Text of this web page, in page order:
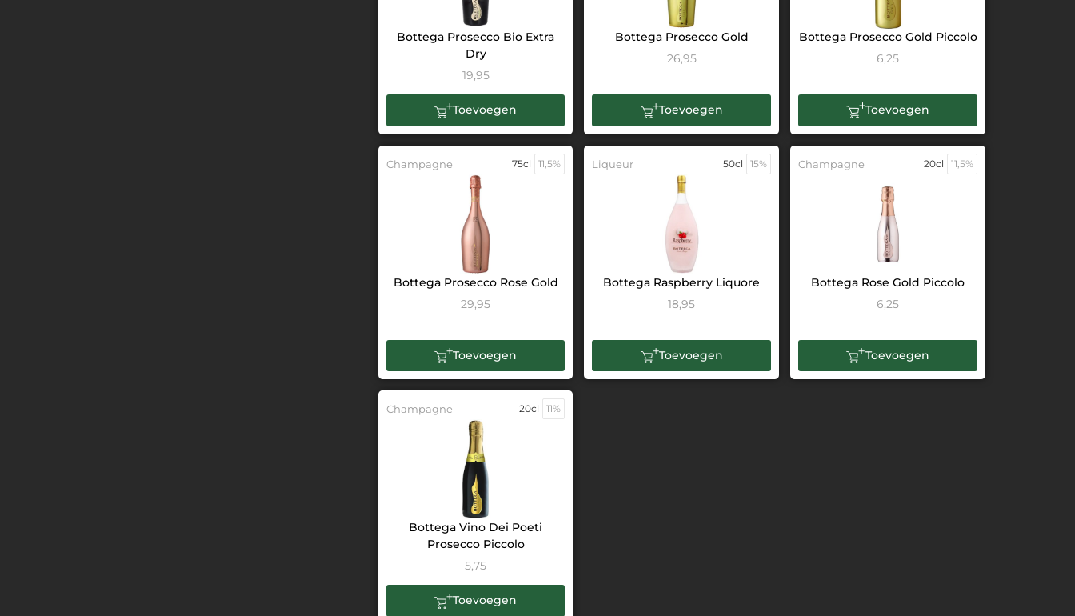
Bottega Prosecco Bio Extra
Dry
19,95
Toevoegen
Bottega Prosecco Gold
26,95
Toevoegen
Bottega Prosecco Gold Piccolo
6,25
Toevoegen
Champagne 75cl 11,5%
Bottega Prosecco Rose Gold
29,95
Toevoegen
Liqueur 50cl 15%
Bottega Raspberry Liquore
18,95
Toevoegen
Champagne 20cl 11,5%
Bottega Rose Gold Piccolo
6,25
Toevoegen
Champagne 20cl 11%
Bottega Vino Dei Poeti
Prosecco Piccolo
5,75
Toevoegen